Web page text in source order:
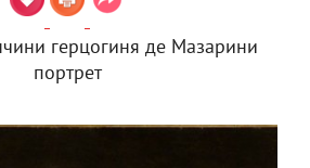
герцогиня де Мазарини
портрет